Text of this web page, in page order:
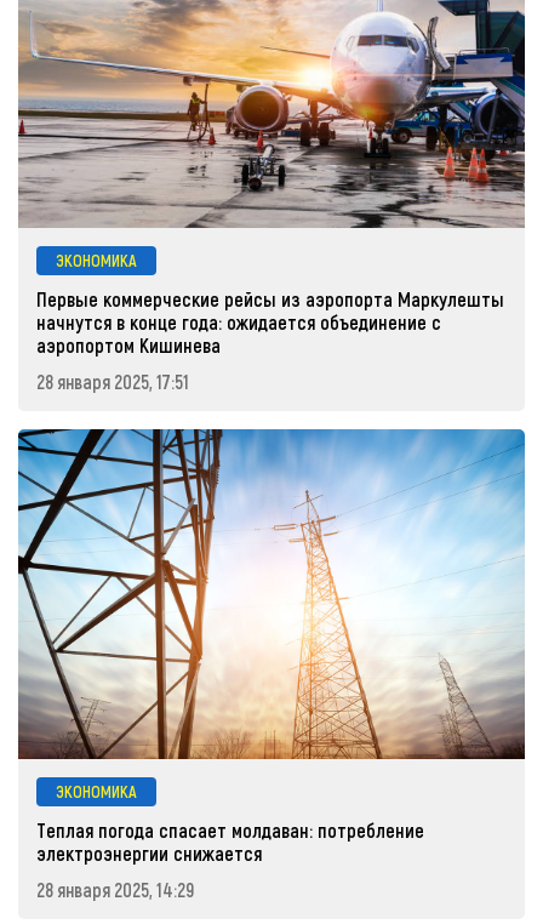
ЭКОНОМИКА
Первые коммерческие рейсы из аэропорта Маркулешты
начнутся в конце года: ожидается объединение с
аэропортом Кишинева
28 января 2025, 17:51
ЭКОНОМИКА
Теплая погода спасает молдаван: потребление
электроэнергии снижается
28 января 2025, 14:29